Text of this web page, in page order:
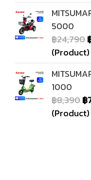
5000
฿24,790
(Product)
1000
฿8,390฿
(Product)